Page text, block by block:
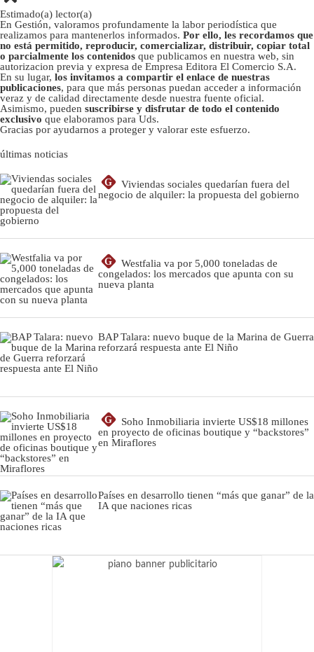
Estimado(a) lector(a)
En Gestión, valoramos profundamente la labor periodística que
realizamos para mantenerlos informados. Por ello, les recordamos que
no está permitido, reproducir, comercializar, distribuir, copiar total
o parcialmente los contenidos que publicamos en nuestra web, sin
autorizacion previa y expresa de Empresa Editora El Comercio S.A.
En su lugar, los invitamos a compartir el enlace de nuestras
publicaciones, para que más personas puedan acceder a información
veraz y de calidad directamente desde nuestra fuente oficial.
Asimismo, pueden suscribirse y disfrutar de todo el contenido
exclusivo que elaboramos para Uds.
Gracias por ayudarnos a proteger y valorar este esfuerzo.
últimas noticias
G
Viviendas sociales quedarían fuera del
negocio de alquiler: la propuesta del gobierno
G
Westfalia va por 5,000 toneladas de
congelados: los mercados que apunta con su
nueva planta
BAP Talara: nuevo buque de la Marina de Guerra
reforzará respuesta ante El Niño
G
Soho Inmobiliaria invierte US$18 millones
en proyecto de oficinas boutique y “backstores”
en Miraflores
Países en desarrollo tienen “más que ganar” de la
IA que naciones ricas